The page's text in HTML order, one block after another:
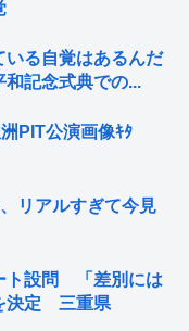
いる自覚はあるんだ
記念式典での...
PIT公演画像ｷﾀ
リアルすぎて今見
ト設問 「差別には
決定 三重県